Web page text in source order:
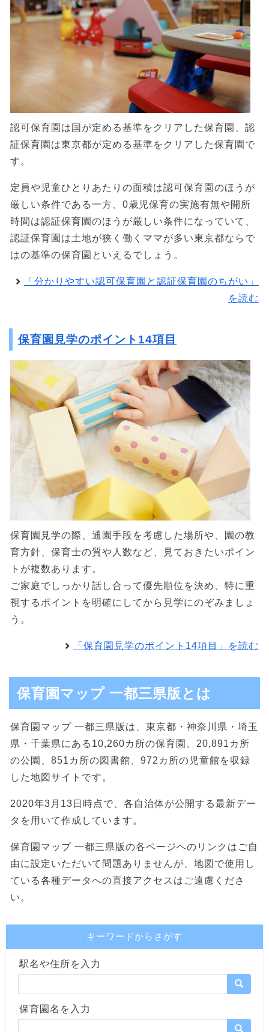
認可保育園は国が定める基準をクリアした保育園、認
証保育園は東京都が定める基準をクリアした保育園で
す。
定員や児童ひとりあたりの面積は認可保育園のほうが
厳しい条件である一方、0歳児保育の実施有無や開所
時間は認証保育園のほうが厳しい条件になっていて、
認証保育園は土地が狭く働くママが多い東京都ならで
はの基準の保育園といえるでしょう。
「分かりやすい認可保育園と認証保育園のちがい」
を読む
保育園見学のポイント14項目
保育園見学の際、通園手段を考慮した場所や、園の教
育方針、保育士の質や人数など、見ておきたいポイン
トが複数あります。
ご家庭でしっかり話し合って優先順位を決め、特に重
視するポイントを明確にしてから見学にのぞみましょ
う。
「保育園見学のポイント14項目」を読む
保育園マップ 一都三県版とは
保育園マップ 一都三県版は、東京都・神奈川県・埼玉
県・千葉県にある10,260カ所の保育園、20,891カ所
の公園、851カ所の図書館、972カ所の児童館を収録
した地図サイトです。
2020年3月13日時点で、各自治体が公開する最新デー
タを用いて作成しています。
保育園マップ 一都三県版の各ページヘのリンクはご自
由に設定いただいて問題ありませんが、地図で使用し
ている各種データへの直接アクセスはご遠慮くださ
い。
キーワードからさがす
駅名や住所を入力
保育園名を入力